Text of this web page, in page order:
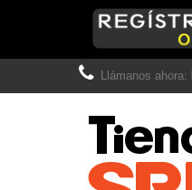
Llámanos ahora: